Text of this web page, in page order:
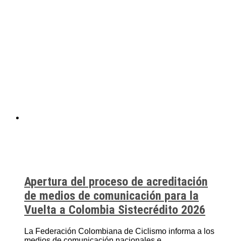
Apertura del proceso de acreditación
de medios de comunicación para la
Vuelta a Colombia Sistecrédito 2026
La Federación Colombiana de Ciclismo informa a los